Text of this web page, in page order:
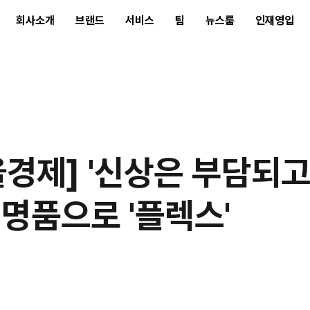
회사소개 브랜드 서비스 팀 뉴스룸 인재영입
제] '신상은 부담되
품으로 '플렉스'